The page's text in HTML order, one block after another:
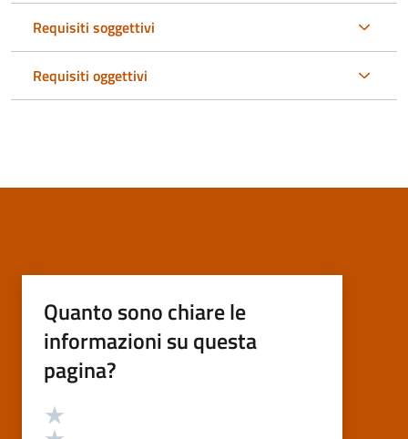
Requisiti soggettivi
Requisiti oggettivi
Quanto sono chiare le
informazioni su questa
pagina?
Valutazione